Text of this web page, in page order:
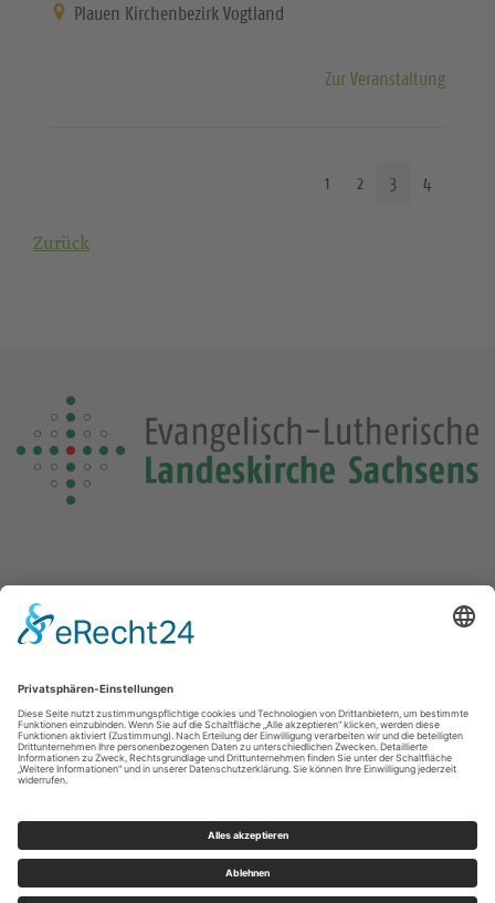
Plauen Kirchenbezirk Vogtland
Zur Veranstaltung
1 2 3 4
Zurück
Die Losung von heute
Die Losungensdatei von diesem Jahr konnte nicht gefunden
werden. Wie das Problem gelöst werden kann, können Sie
hiernachlesen.
Datenschutz